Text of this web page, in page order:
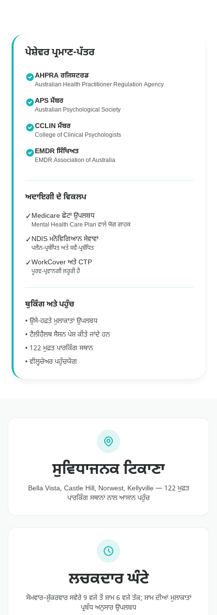
ਪੇਸ਼ੇਵਰ ਪ੍ਰਮਾਣ-ਪੱਤਰ
AHPRA ਰਜਿਸਟਰਡ
Australian Health Practitioner Regulation Agency
APS ਮੈਂਬਰ
Australian Psychological Society
CCLIN ਮੈਂਬਰ
College of Clinical Psychologists
EMDR ਸਿੱਖਿਅਤ
EMDR Association of Australia
ਅਦਾਇਗੀ ਦੇ ਵਿਕਲਪ
✓Medicare ਛੋਟਾਂ ਉਪਲਬਧ
Mental Health Care Plan ਵਾਲੇ ਯੋਗ ਗਾਹਕ
✓NDIS ਮਨੋਵਿਗਿਆਨ ਸੇਵਾਵਾਂ
ਪਲੈਨ-ਪ੍ਰਬੰਧਿਤ ਅਤੇ ਸਵੈ-ਪ੍ਰਬੰਧਿਤ
✓WorkCover ਅਤੇ CTP
ਪੂਰਵ-ਪ੍ਰਵਾਨਗੀ ਜ਼ਰੂਰੀ ਹੈ
ਬੁਕਿੰਗ ਅਤੇ ਪਹੁੰਚ
• ਉਸੇ-ਹਫ਼ਤੇ ਮੁਲਾਕਾਤਾਂ ਉਪਲਬਧ
• ਟੈਲੀਹੈਲਥ ਸੈਸ਼ਨ ਪੇਸ਼ ਕੀਤੇ ਜਾਂਦੇ ਹਨ
• 122 ਮੁਫ਼ਤ ਪਾਰਕਿੰਗ ਸਥਾਨ
• ਵੀਲ੍ਹਚੇਅਰ ਪਹੁੰਚਯੋਗ
ਸੁਵਿਧਾਜਨਕ ਟਿਕਾਣਾ
Bella Vista, Castle Hill, Norwest, Kellyville — 122 ਮੁਫ਼ਤ
ਪਾਰਕਿੰਗ ਸਥਾਨਾਂ ਨਾਲ ਆਸਾਨ ਪਹੁੰਚ
ਲਚਕਦਾਰ ਘੰਟੇ
ਸੋਮਵਾਰ–ਸ਼ੁੱਕਰਵਾਰ ਸਵੇਰੇ 9 ਵਜੇ ਤੋਂ ਸ਼ਾਮ 6 ਵਜੇ ਤੱਕ; ਸ਼ਾਮ ਦੀਆਂ ਮੁਲਾਕਾਤਾਂ
ਪ੍ਰਬੰਧ ਅਨੁਸਾਰ ਉਪਲਬਧ